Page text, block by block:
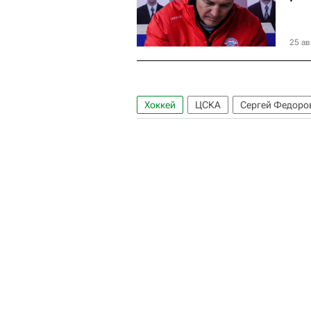
25
Хоккей ЦСКА Сергей